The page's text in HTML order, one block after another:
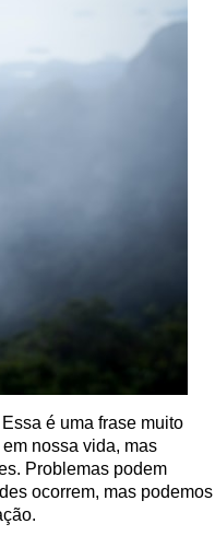
é uma frase muito
nossa vida, mas
Problemas podem
ocorrem, mas podemos